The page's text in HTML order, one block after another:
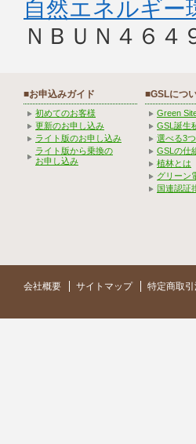
自然エネルギー
ＮＢＵＮ４６
■お申込みガイド
初めてのお客様
更新のお申し込み
ライト版のお申し込み
ライト版から乗換の
お申し込み
■GSLにつ
Green
GSL誕生
選べる3
GSLの仕
植林とは
グリーン
国連認証
会社概要 サイトマップ 特定商取